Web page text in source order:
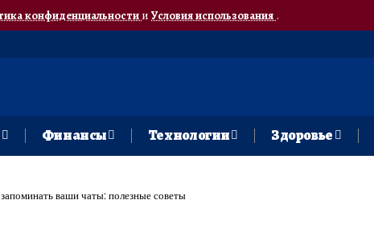
конфиденциальностии Условия использования.
Финансы Технологии Здоровье
ваши чаты: полезные советы